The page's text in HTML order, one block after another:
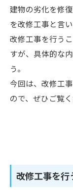
建物の劣化を修
を改修工事と言い
改修工事を行う
すが、具体的な
う。
今回は、改修工
ので、ぜひご覧く
改修工事を行